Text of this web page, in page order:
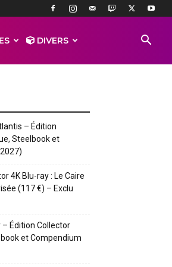
DIVERS
– Édition
Steelbook et
4K Blu-ray : Le Caire
(117 €) – Exclu
Édition Collector
et Compendium